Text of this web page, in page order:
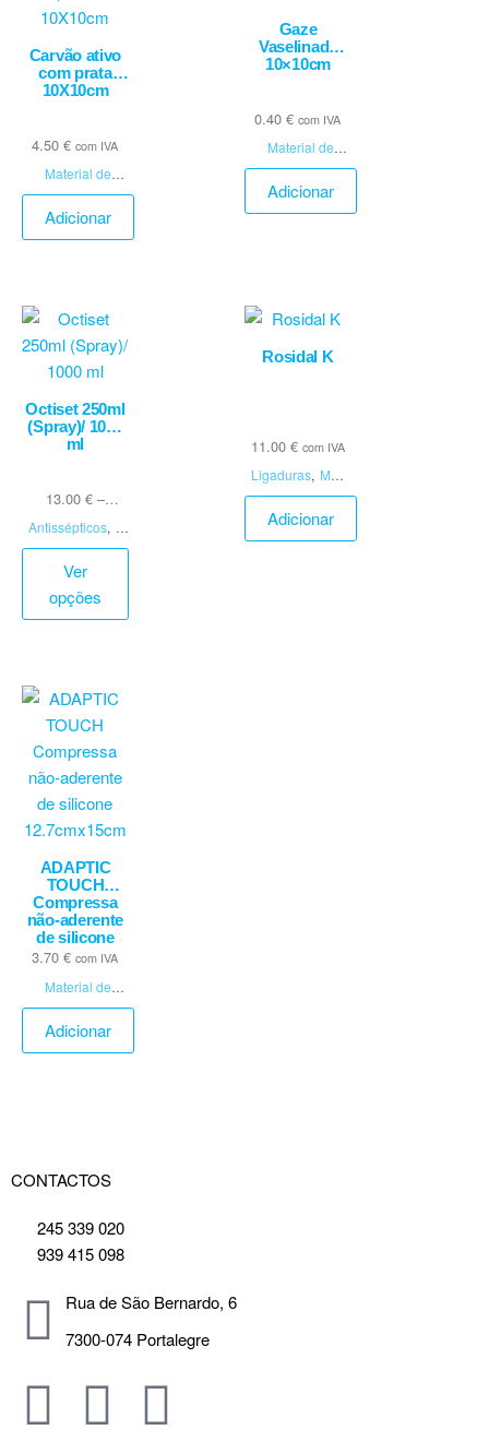
Carvão ativo
com prata
10X10cm
4.50€ com IVA
Material de
Penso
Adicionar
Gaze
Vaselinada
10×10cm
0.40€ com IVA
Material de
Penso
Adicionar
Octiset 250ml
(Spray)/ 1000
ml
13.00 € –
22.00€ com IVA
Antissépticos, M
aterial de Penso
Ver
opções
Rosidal K
11.00 € com IVA
Ligaduras, Mate
rial de Penso
Adicionar
ADAPTIC
TOUCH
Compressa
não-aderente
de silicone
12.7cmx15cm
3.70€ com IVA
Material de
Penso
Adicionar
CONTACTOS
245 339 020
939 415 098
Rua de São Bernardo, 6
7300-074 Portalegre